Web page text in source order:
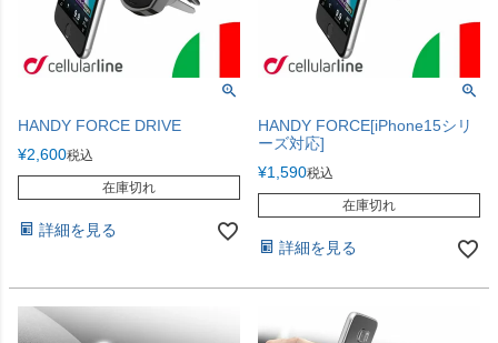
HANDY FORCE DRIVE
¥2,600税込
在庫切れ
詳細を見る
HANDY FORCE[iPhone15シリ
ーズ対応]
¥1,590税込
在庫切れ
詳細を見る